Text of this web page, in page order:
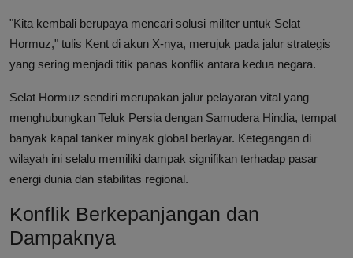
"Kita kembali berupaya mencari solusi militer untuk Selat
Hormuz," tulis Kent di akun X-nya, merujuk pada jalur strategis
yang sering menjadi titik panas konflik antara kedua negara.
Selat Hormuz sendiri merupakan jalur pelayaran vital yang
menghubungkan Teluk Persia dengan Samudera Hindia, tempat
banyak kapal tanker minyak global berlayar. Ketegangan di
wilayah ini selalu memiliki dampak signifikan terhadap pasar
energi dunia dan stabilitas regional.
Konflik Berkepanjangan dan
Dampaknya